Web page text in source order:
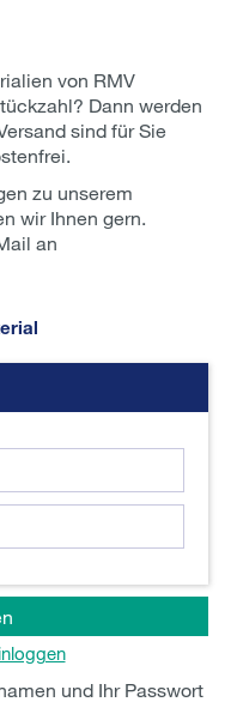
von RMV
Dann werden
sind für Sie
zu unserem
wir Ihnen gern.
an
und Ihr Passwort